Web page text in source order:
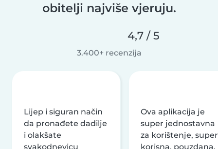
obitelji najviše vjeruju.
4,7 / 5
3.400+ recenzija
Lijep i siguran način
da pronađete dadilje
i olakšate
svakodnevicu
Ova aplikacija je
super jednostavna
za korištenje, super
korisna, pouzdana,